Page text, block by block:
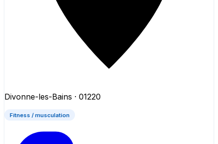
Divonne-les-Bains · 01220
Fitness / musculation